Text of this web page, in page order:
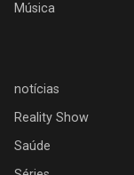
Música
notícias
Reality Show
Saúde